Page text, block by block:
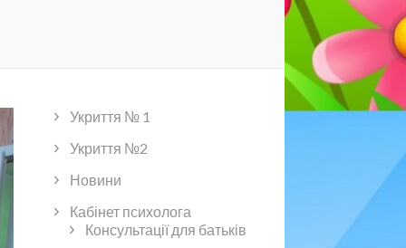
Укриття № 1
Укриття №2
Новини
Кабінет психолога
Консультації для батьків